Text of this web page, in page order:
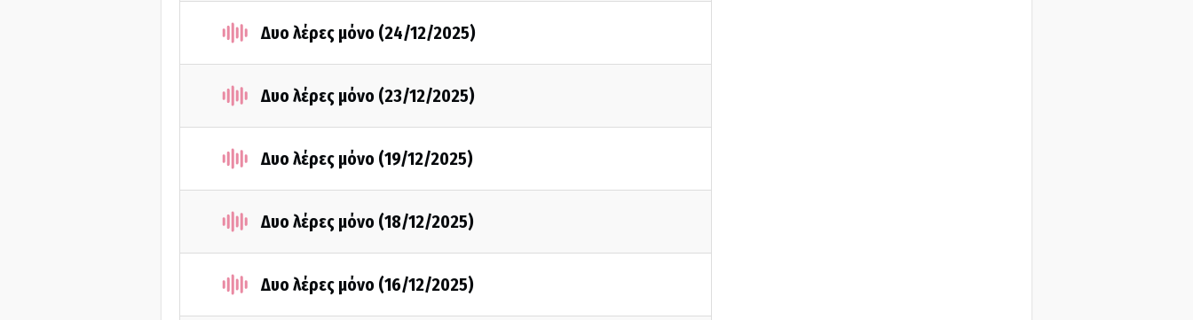
Δυο λέρες μόνο (24/12/2025)
Δυο λέρες μόνο (23/12/2025)
Δυο λέρες μόνο (19/12/2025)
Δυο λέρες μόνο (18/12/2025)
Δυο λέρες μόνο (16/12/2025)